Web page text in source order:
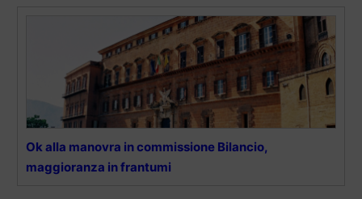
Ok alla manovra in commissione Bilancio,
maggioranza in frantumi